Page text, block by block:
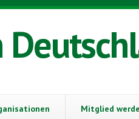
Mitglied